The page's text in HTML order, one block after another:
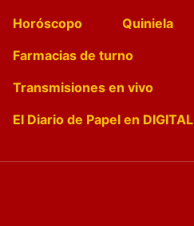
Horóscopo
Quiniela
Farmacias de turno
Transmisiones en vivo
El Diario de Papel en DIGITAL